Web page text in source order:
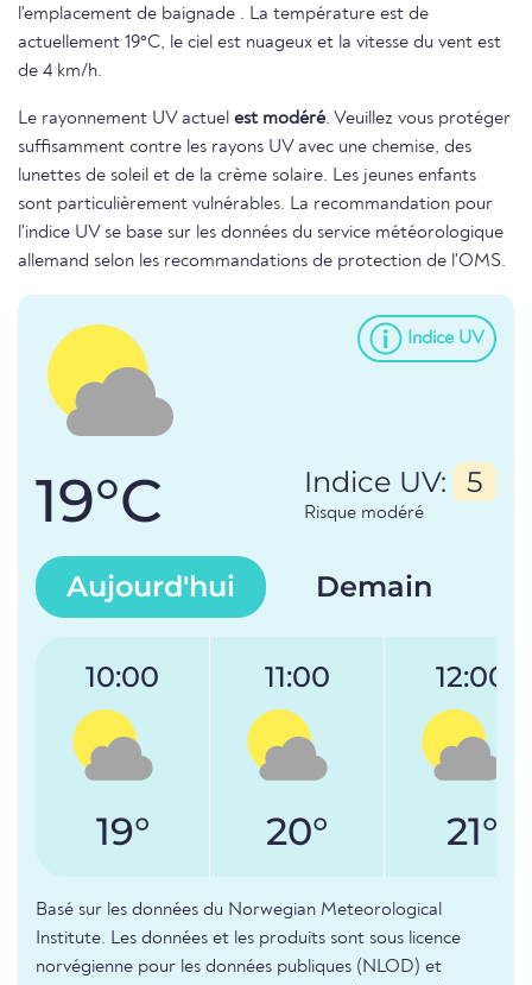
l'emplacement de baignade . La température est de
actuellement 19°C, le ciel est nuageux et la vitesse du vent est
de 4 km/h.
Le rayonnement UV actuel est modéré. Veuillez vous protéger
suffisamment contre les rayons UV avec une chemise, des
lunettes de soleil et de la crème solaire. Les jeunes enfants
sont particulièrement vulnérables. La recommandation pour
l'indice UV se base sur les données du service météorologique
allemand selon les recommandations de protection de l'OMS.
Indice UV
19°C Indice UV: 5
Risque modéré
Aujourd'hui Demain
10:00
19°
11:00
20°
12:00
21°
Basé sur les données du Norwegian Meteorological
Institute. Les données et les produits sont sous licence
norvégienne pour les données publiques (NLOD) et